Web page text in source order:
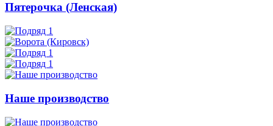
Пятерочка (Ленская)
Наше производство